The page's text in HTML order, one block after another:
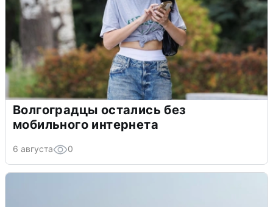
Волгоградцы остались без
мобильного интернета
6 августа 0